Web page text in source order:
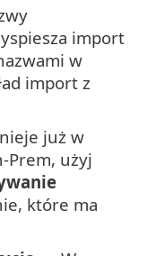
import
w
import z
już w
Prem, użyj
które ma